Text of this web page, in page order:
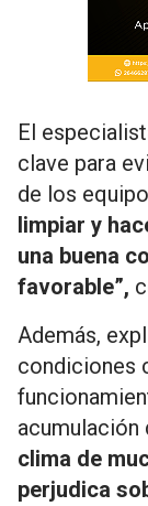
El
clave para
de los
limpiar y
una buena
favorable”,
Además,
condiciones
acumulación
clima de
perjudica